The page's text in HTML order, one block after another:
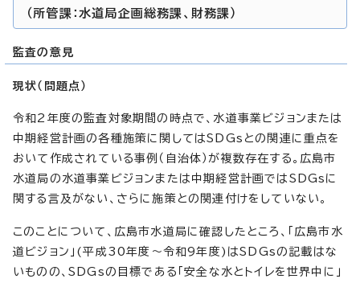
（所管課：水道局企画総務課、財務課）
監査の意見
現状（問題点）
令和2年度の監査対象期間の時点で、水道事業ビジョンまたは
中期経営計画の各種施策に関してはSDGsとの関連に重点を
おいて作成されている事例（自治体）が複数存在する。広島市
水道局の水道事業ビジョンまたは中期経営計画ではSDGsに
関する言及がない、さらに施策との関連付けをしていない。
このことについて、広島市水道局に確認したところ、「広島市水
道ビジョン」(平成30年度～令和9年度)はSDGsの記載はな
いものの、SDGsの目標である「安全な水とトイレを世界中に」